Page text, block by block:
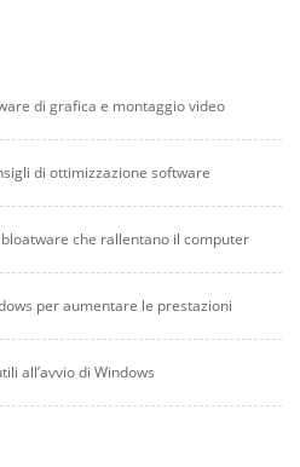
di grafica e montaggio video
di ottimizzazione software
che rallentano il computer
per aumentare le prestazioni
all’avvio di Windows